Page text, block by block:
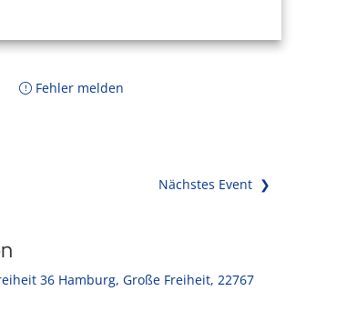
Fehler melden
Nächstes Event ❯
36 Hamburg, Große Freiheit, 22767